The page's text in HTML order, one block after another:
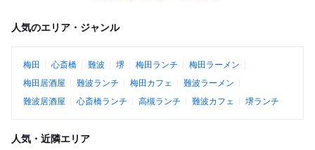
人気のエリア・ジャンル
梅田 心斎橋 難波 堺 梅田ランチ
梅田ラーメン
梅田居酒屋
難波ランチ 梅田カフェ
難波ラーメン
難波居酒屋
心斎橋ランチ 高槻ランチ 難波カフェ 堺ランチ
人気・近隣エリア